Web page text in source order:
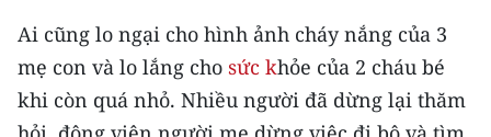
RADIO
MEDIA CENTER
E-Magazine
Ai cũng lo ngại cho hình ảnh cháy nắng của 3
mẹ con và lo lắng cho sức khỏe của 2 cháu bé
khi còn quá nhỏ. Nhiều người đã dừng lại thăm